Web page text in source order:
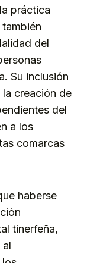
práctica
del
Su inclusión
creación de
del
a los
comarcas
haberse
tinerfeña,
al